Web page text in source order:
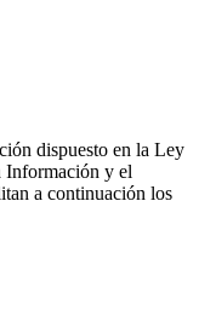
dispuesto en la Ley
Información y el
a continuación los